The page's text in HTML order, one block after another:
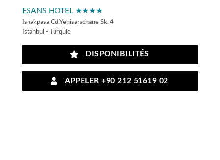
ESANS HOTEL ★★★★
Ishakpasa Cd.Yenisarachane Sk. 4
Istanbul - Turquie
DISPONIBILITÉS
APPELER +90 212 51619 02